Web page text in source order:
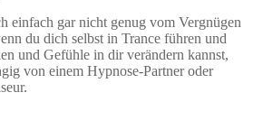
einfach gar nicht genug vom Vergnügen
du dich selbst in Trance führen und
und Gefühle in dir verändern kannst,
von einem Hypnose-Partner oder